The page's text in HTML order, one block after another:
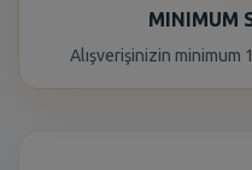
MINIMUM
Alışverişinizin minimum